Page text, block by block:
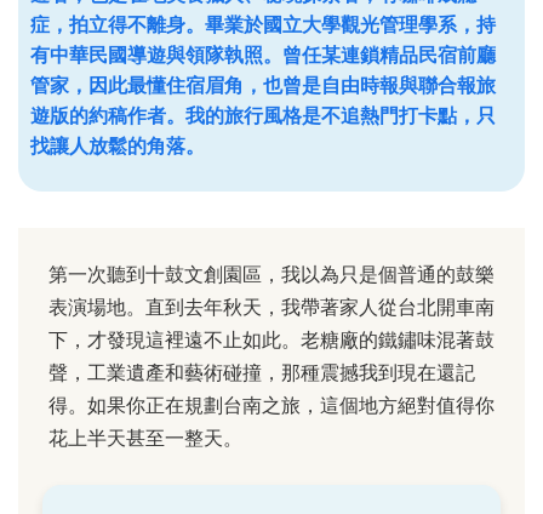
症，拍立得不離身。畢業於國立大學觀光管理學系，持
有中華民國導遊與領隊執照。曾任某連鎖精品民宿前廳
管家，因此最懂住宿眉角，也曾是自由時報與聯合報旅
遊版的約稿作者。我的旅行風格是不追熱門打卡點，只
找讓人放鬆的角落。
第一次聽到十鼓文創園區，我以為只是個普通的鼓樂
表演場地。直到去年秋天，我帶著家人從台北開車南
下，才發現這裡遠不止如此。老糖廠的鐵鏽味混著鼓
聲，工業遺產和藝術碰撞，那種震撼我到現在還記
得。如果你正在規劃台南之旅，這個地方絕對值得你
花上半天甚至一整天。